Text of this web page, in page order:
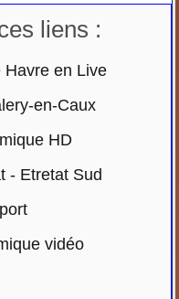
liens :
Havre en Live
en-Caux
HD
- Etretat Sud
vidéo